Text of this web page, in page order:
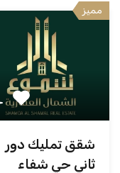
مميز
شقق تمليك دور
ثاني حي شفاء